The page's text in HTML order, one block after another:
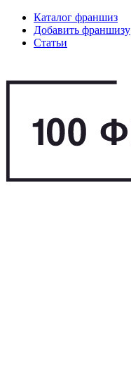
Каталог франшиз
Добавить франшизу
Статьи